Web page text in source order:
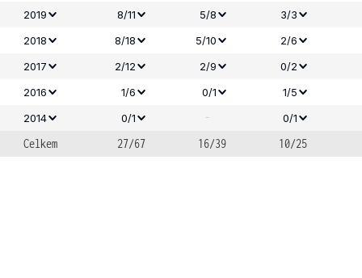
2019 8/11 5/8
3/3
2018
8/18 5/10
2/6
2017
2/12 2/9
0/2
2016
1/6 0/1
1/5
2014
0/1 - 0/1
Celkem 27/67 16/39 10/25